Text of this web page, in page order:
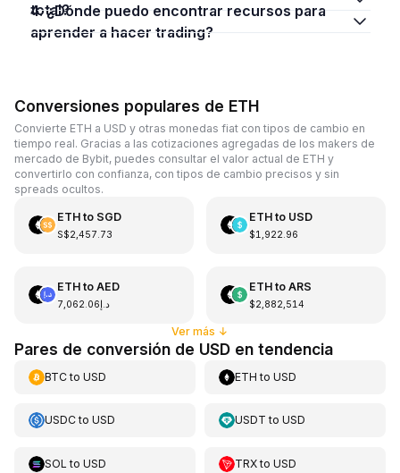
total?
4. ¿Dónde puedo encontrar recursos para
aprender a hacer trading?
Conversiones populares de ETH
Convierte ETH a USD y otras monedas fiat con tipos de cambio en
tiempo real. Gracias a las cotizaciones agregadas de los makers de
mercado de Bybit, puedes consultar el valor actual de ETH y
convertirlo con confianza, con tipos de cambio precisos y sin
spreads ocultos.
ETHto SGD
S$2,457.73
ETHto USD
$1,922.96
ETHto AED
د.إ7,062.06
ETHto ARS
$2,882,514
Ver más ↓
Pares de conversión de USD en tendencia
BTCto USD ETH toUSD
USDCto USD USDT toUSD
SOL to USD TRXtoUSD